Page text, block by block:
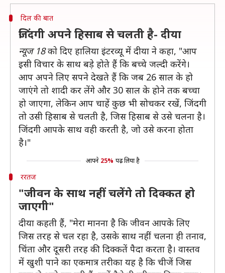
दिल की बात
जिंदगी अपने हिसाब से चलती है- दीया
न्यूज 18काे दिए हालिया इंटरव्यू में दीया ने कहा, "आप
इसी विचार के साथ बड़े होते हैं कि बच्चे जल्दी करेंगे।
आप अपने लिए सपने देखते हैं कि जब 26 साल के हो
जाएंगे तो शादी कर लेंगे और 30 साल के होने तक बच्चा
हो जाएगा, लेकिन आप चाहें कुछ भी सोचकर रखें, जिंदगी
तो उसी हिसाब से चलती है, जिस हिसाब से उसे चलना है।
जिंदगी आपके साथ वही करती है, जो उसे करना होता
है।"
आपने 25% पढ़ लिया है
ररतज
"जीवन के साथ नहीं चलेंगे तो दिक्कत हो
जाएगी"
दीया कहती हैं, "मेरा मानना ​​है कि जीवन आपके लिए
जिस तरह से चल रहा है, उसके साथ नहीं चलना ही तनाव,
चिंता और दूसरी तरह की दिक्कतें पैदा करता है। वास्तव
में खुशी पाने का एकमात्र तरीका यह है कि चीजें जिस